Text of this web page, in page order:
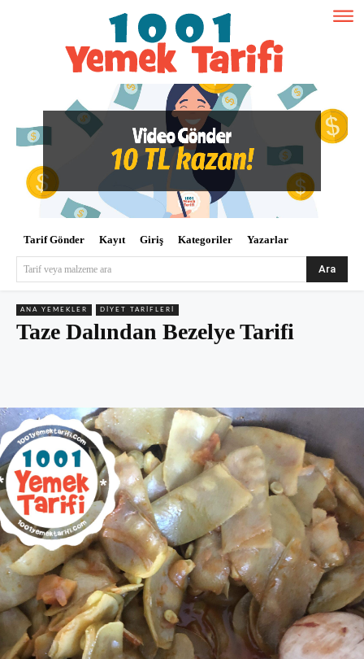
Tarif Gönder Kayıt Giriş Kategoriler Yazarlar
Tarif veya malzeme ara Ara
ANA YEMEKLER DIYET TARIFLERI
Taze Dalından Bezelye Tarifi